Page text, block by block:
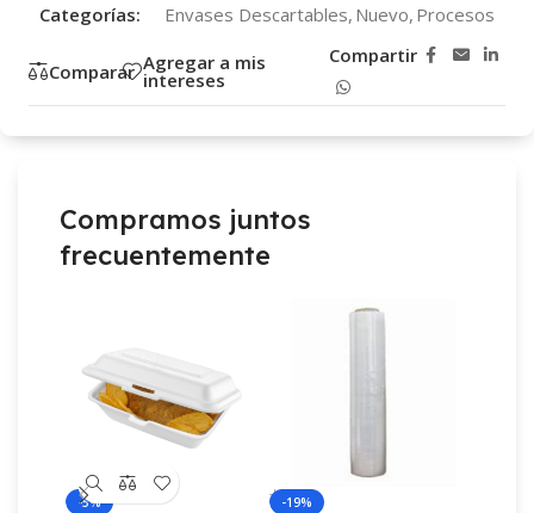
Categorías:
Envases Descartables, Nuevo, Procesos
Comparar Agregar a mis
intereses
Compartir
Compramos juntos
frecuentemente
-5% -19%